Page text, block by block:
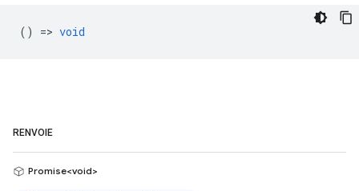
() => void
RENVOIE
Promise<void>